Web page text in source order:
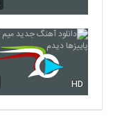
HD